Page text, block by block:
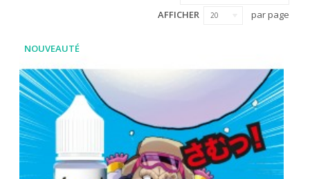
AFFICHER 20 par page
NOUVEAUTÉ